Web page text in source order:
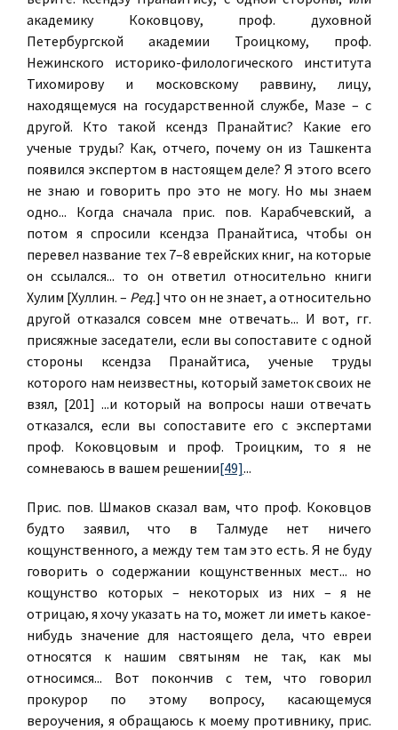
академику Коковцову, проф. духовной
Петербургской академии Троицкому, проф.
Нежинского историко-филологического института
Тихомирову и московскому раввину, лицу,
находящемуся на государственной службе, Мазе – с
другой. Кто такой ксендз Пранайтис? Какие его
ученые труды? Как, отчего, почему он из Ташкента
появился экспертом в настоящем деле? Я этого всего
не знаю и говорить про это не могу. Но мы знаем
одно... Когда сначала прис. пов. Карабчевский, а
потом я спросили ксендза Пранайтиса, чтобы он
перевел название тех 7–8 еврейских книг, на которые
он ссылался... то он ответил относительно книги
Хулим [Хуллин. – Ред.] что он не знает, а относительно
другой отказался совсем мне отвечать... И вот, гг.
присяжные заседатели, если вы сопоставите с одной
стороны ксендза Пранайтиса, ученые труды
которого нам неизвестны, который заметок своих не
взял, [201] ...и который на вопросы наши отвечать
отказался, если вы сопоставите его с экспертами
проф. Коковцовым и проф. Троицким, то я не
сомневаюсь в вашем решении[49]...
Прис. пов. Шмаков сказал вам, что проф. Коковцов
будто заявил, что в Талмуде нет ничего
кощунственного, а между тем там это есть. Я не буду
говорить о содержании кощунственных мест... но
кощунство которых – некоторых из них – я не
отрицаю, я хочу указать на то, может ли иметь какое-
нибудь значение для настоящего дела, что евреи
относятся к нашим святыням не так, как мы
относимся... Вот покончив с тем, что говорил
прокурор по этому вопросу, касающемуся
вероучения, я обращаюсь к моему противнику, прис.